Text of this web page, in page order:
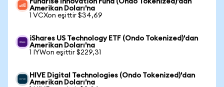
Fundrise Innovation Fund (Ondo Tokenized)'dan
Amerikan Doları'na
1 VCXon eşittir $34,69
iShares US Technology ETF (Ondo Tokenized)'dan
Amerikan Doları'na
1 IYWon eşittir $229,31
HIVE Digital Technologies (Ondo Tokenized)'dan
Amerikan Doları'na